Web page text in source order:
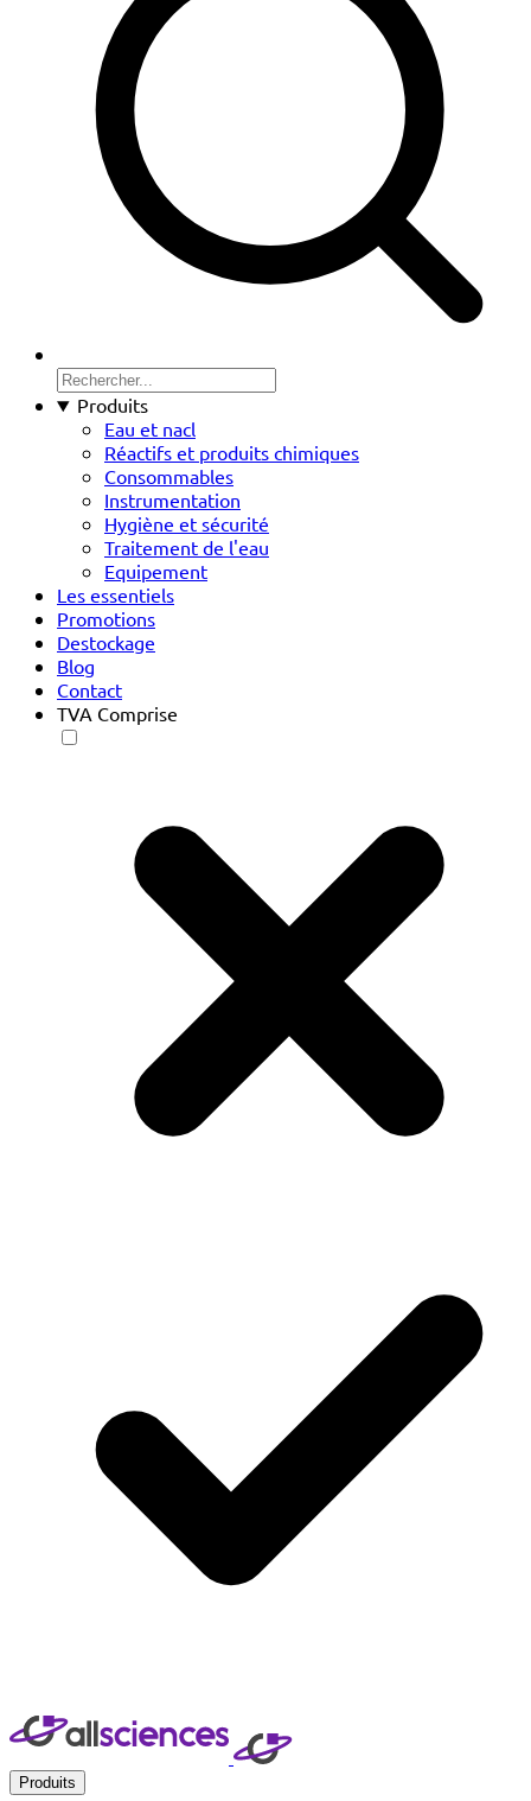
Produits
Eau et nacl
Réactifs et produits chimiques
Consommables
Instrumentation
Hygiène et sécurité
Traitement de l'eau
Equipement
Les essentiels
Promotions
Destockage
Blog
Contact
TVA Comprise
Produits